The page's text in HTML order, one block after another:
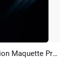
Technologie Propre Application Présentation Maquette Promo